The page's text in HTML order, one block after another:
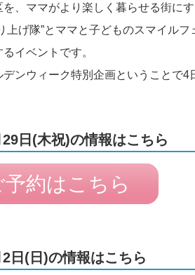
を、ママがより楽しく暮らせる街に
上げ隊”とママと子どものスマイル
イベントです。
ンウィーク特別企画ということで4
日(木祝)の情報はこちら
約はこちら
日(日)の情報はこちら